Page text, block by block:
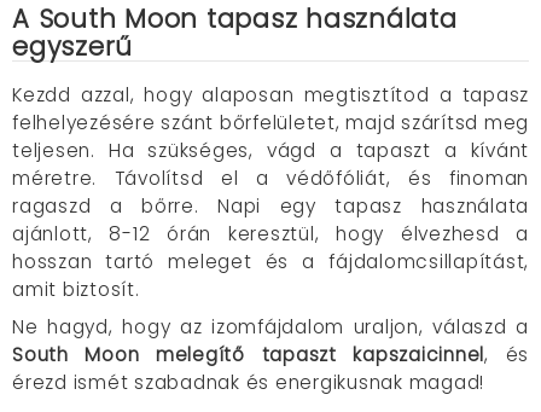
A South Moon tapasz használata
egyszerű
Kezdd azzal, hogy alaposan megtisztítod a tapasz
felhelyezésére szánt bőrfelületet, majd szárítsd meg
teljesen. Ha szükséges, vágd a tapaszt a kívánt
méretre. Távolítsd el a védőfóliát, és finoman
ragaszd a bőrre. Napi egy tapasz használata
ajánlott, 8-12 órán keresztül, hogy élvezhesd a
hosszan tartó meleget és a fájdalomcsillapítást,
amit biztosít.
Ne hagyd, hogy az izomfájdalom uraljon, válaszd a
South Moon melegítő tapaszt kapszaicinnel, és
érezd ismét szabadnak és energikusnak magad!